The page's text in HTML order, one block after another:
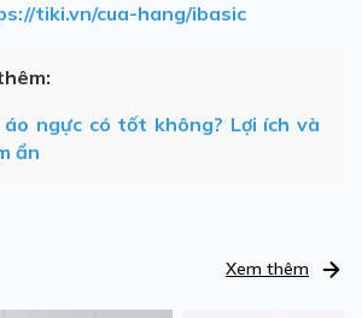
tiki.vn/cua-hang/ibasic
áo ngực có tốt không? Lợi ích và
ẩn
Xem thêm